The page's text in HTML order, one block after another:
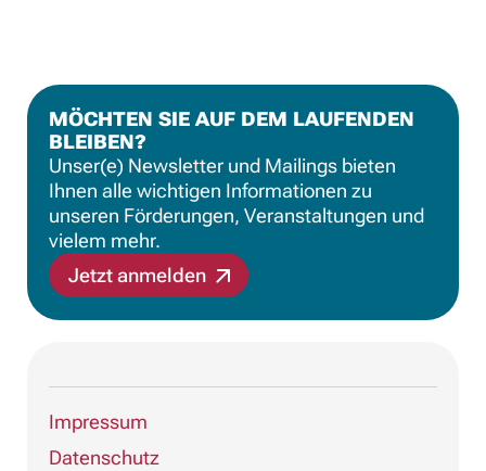
MÖCHTEN SIE AUF DEM LAUFENDEN
BLEIBEN?
Unser(e) Newsletter und Mailings bieten
Ihnen alle wichtigen Informationen zu
unseren Förderungen, Veranstaltungen und
vielem mehr.
Jetzt anmelden
Impressum
Datenschutz